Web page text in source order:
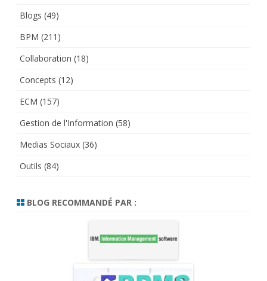
Blogs (49)
BPM (211)
Collaboration (18)
Concepts (12)
ECM (157)
Gestion de l'Information (58)
Medias Sociaux (36)
Outils (84)
BLOG RECOMMANDÉ PAR :